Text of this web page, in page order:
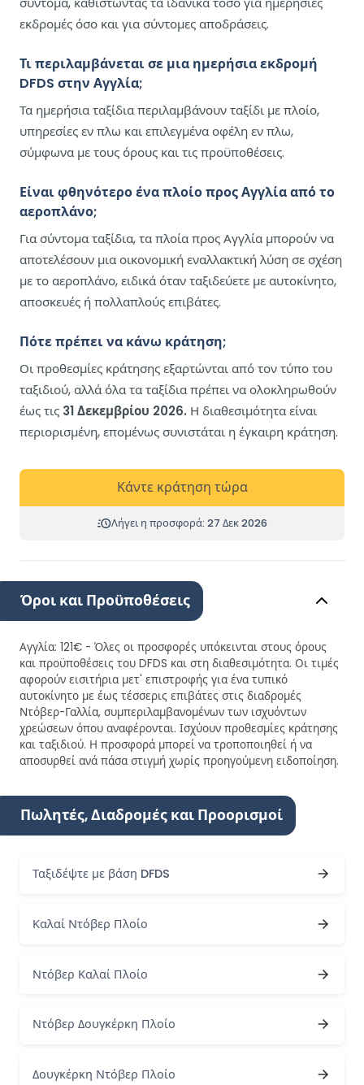
εκδρομές όσο και για σύντομες αποδράσεις.
Τι περιλαμβάνεται σε μια ημερήσια εκδρομή
DFDS στην Αγγλία;
Τα ημερήσια ταξίδια περιλαμβάνουν ταξίδι με πλοίο,
υπηρεσίες εν πλω και επιλεγμένα οφέλη εν πλω,
σύμφωνα με τους όρους και τις προϋποθέσεις.
Είναι φθηνότερο ένα πλοίο προς Αγγλία από το
αεροπλάνο;
Για σύντομα ταξίδια, τα πλοία προς Αγγλία μπορούν να
αποτελέσουν μια οικονομική εναλλακτική λύση σε σχέση
με το αεροπλάνο, ειδικά όταν ταξιδεύετε με αυτοκίνητο,
αποσκευές ή πολλαπλούς επιβάτες.
Πότε πρέπει να κάνω κράτηση;
Οι προθεσμίες κράτησης εξαρτώνται από τον τύπο του
ταξιδιού, αλλά όλα τα ταξίδια πρέπει να ολοκληρωθούν
έως τις 31 Δεκεμβρίου 2026. Η διαθεσιμότητα είναι
περιορισμένη, επομένως συνιστάται η έγκαιρη κράτηση.
Κάντε κράτηση τώρα
Λήγει η προσφορά: 27 Δεκ 2026
Όροι και Προϋποθέσεις
Αγγλία: 121€ - Όλες οι προσφορές υπόκεινται στους όρους
και προϋποθέσεις του DFDS και στη διαθεσιμότητα. Οι τιμές
αφορούν εισιτήρια μετ' επιστροφής για ένα τυπικό
αυτοκίνητο με έως τέσσερις επιβάτες στις διαδρομές
Ντόβερ-Γαλλία, συμπεριλαμβανομένων των ισχυόντων
χρεώσεων όπου αναφέρονται. Ισχύουν προθεσμίες κράτησης
και ταξιδιού. Η προσφορά μπορεί να τροποποιηθεί ή να
αποσυρθεί ανά πάσα στιγμή χωρίς προηγούμενη ειδοποίηση.
Πωλητές, Διαδρομές και Προορισμοί
Ταξιδέψτε με βάση DFDS
Καλαί Ντόβερ Πλοίο
Ντόβερ Καλαί Πλοίο
Ντόβερ Δουγκέρκη Πλοίο
Δουγκέρκη Ντόβερ Πλοίο